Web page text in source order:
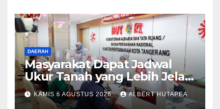
DAERAH
Masyarakat Dapat Jadwal
Ukur Tanah yang Lebih Jelas
Berkat Layanan Pengukuran
Terjadwal
KAMIS 6 AGUSTUS 2026 ALBERT HUTAPEA